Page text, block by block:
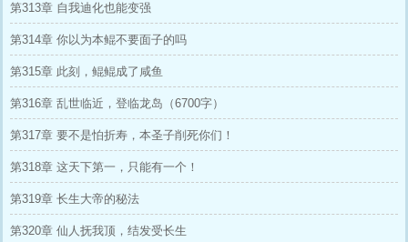
第313章 自我迪化也能变强
第314章 你以为本鲲不要面子的吗
第315章 此刻，鲲鲲成了咸鱼
第316章 乱世临近，登临龙岛（6700字）
第317章 要不是怕折寿，本圣子削死你们！
第318章 这天下第一，只能有一个！
第319章 长生大帝的秘法
第320章 仙人抚我顶，结发受长生